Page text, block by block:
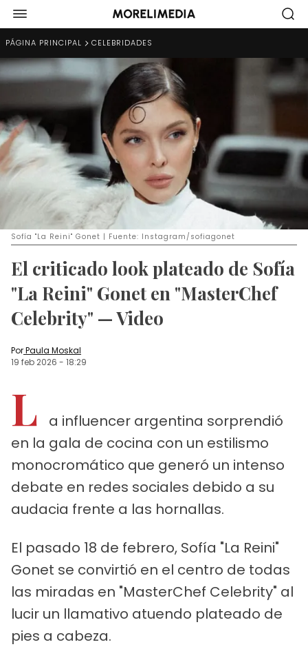
PÁGINA PRINCIPAL CELEBRIDADES
Sofía "La Reini" Gonet | Fuente: Instagram/sofiagonet
El criticado look plateado de Sofía
"La Reini" Gonet en "MasterChef
Celebrity" — Video
PorPaula Moskal
19 feb 2026 - 18:29
L
a influencer argentina sorprendió
en la gala de cocina con un estilismo
monocromático que generó un intenso
debate en redes sociales debido a su
audacia frente a las hornallas.
El pasado 18 de febrero, Sofía "La Reini"
Gonet se convirtió en el centro de todas
las miradas en "MasterChef Celebrity" al
lucir un llamativo atuendo plateado de
pies a cabeza.